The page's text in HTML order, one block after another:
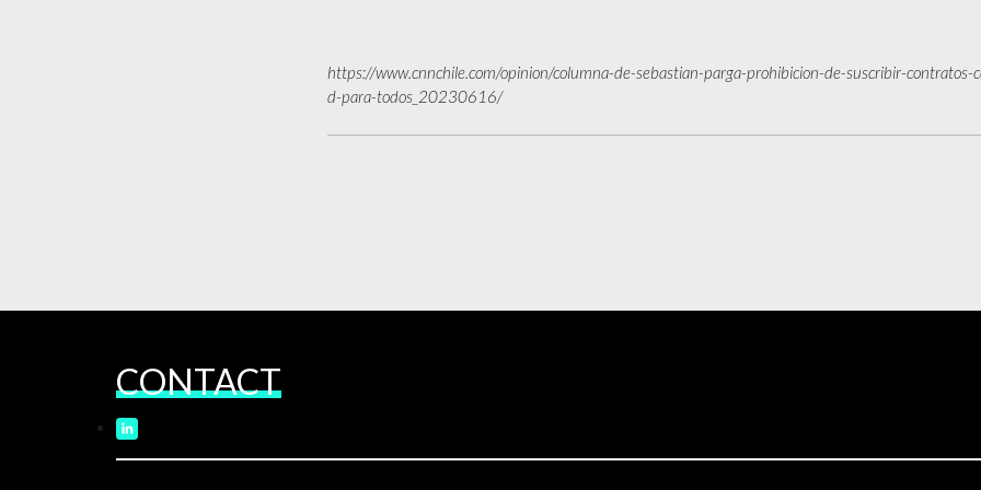
https://www.cnnchile.com/opinion/columna-de-sebastian-parga-prohibicion-de-suscribir-contratos-
d-para-todos_20230616/
CONTACT